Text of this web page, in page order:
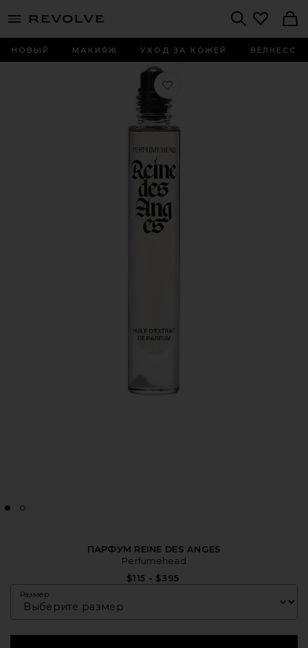
menu - shows more content
НОВЫЙ МАКИЯЖ УХОД ЗА КОЖЕЙ ВЕЛНЕСС
Любимое ПАРФУМ REINE DES ANGES
ПАРФУМ REINE DES ANGES
Perfumehead
$115 - $395
Размер